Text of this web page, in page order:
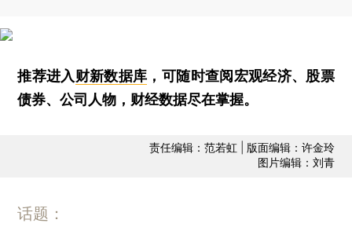
推荐进入财新数据库 ，可随时查阅宏观经济、股票
债券、公司人物，财经数据尽在掌握。
责任编辑：范若虹 | 版面编辑：许金玲
图片编辑：刘青
话题：